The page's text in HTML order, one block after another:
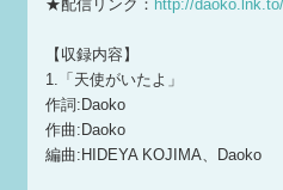
★配信リンク： http://
【収録内容】
1.「天使がいたよ」
作詞:Daoko
作曲:Daoko
編曲:HIDEYA KOJIMA、Daoko